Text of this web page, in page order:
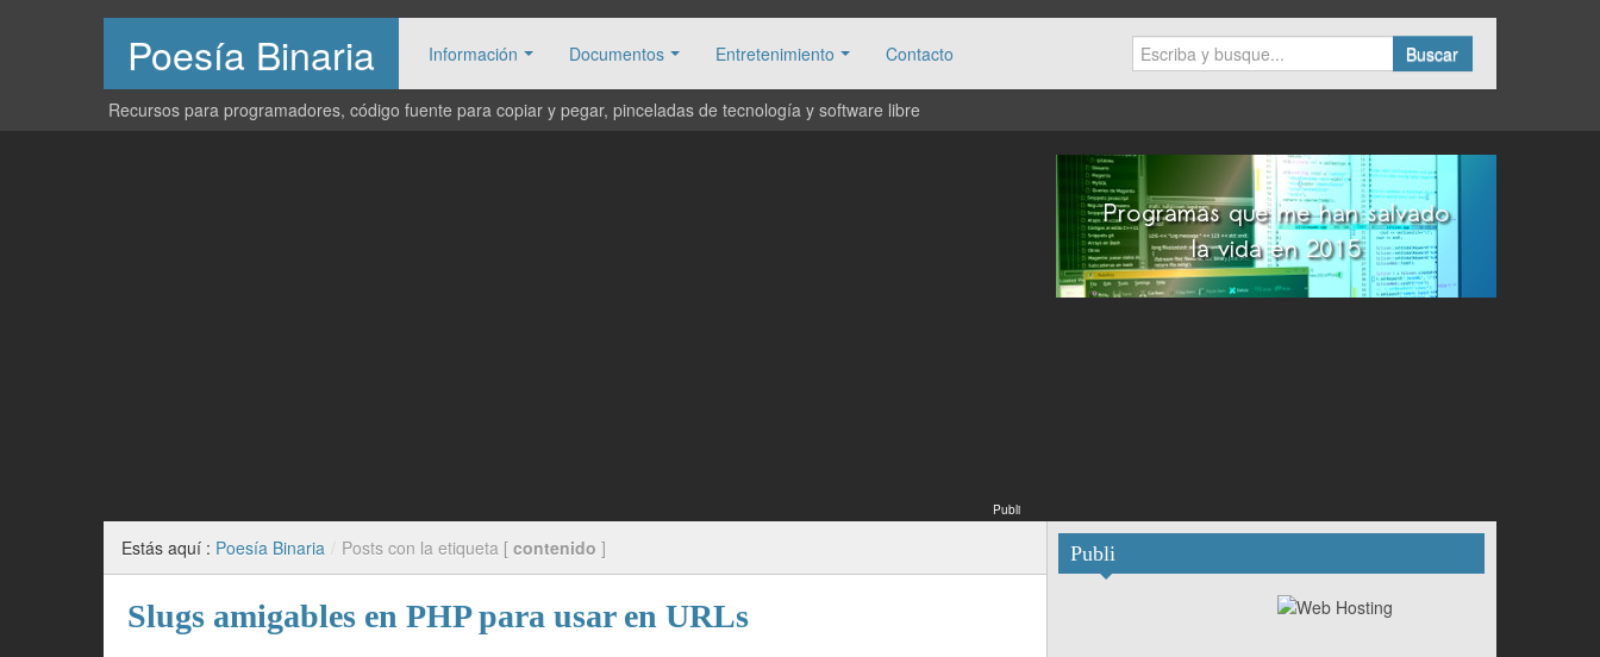
Poesía Binaria Información Documentos Entretenimiento Contacto Buscar
Recursos para programadores, código fuente para copiar y pegar, pinceladas de tecnología y software libre
Publi
Estás aquí : Poesía Binaria / Posts con la etiqueta [ contenido ]
Slugs amigables en PHP para usar en URLs
Publi